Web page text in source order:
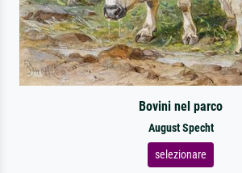
Bovini nel parco
August Specht
selezionare